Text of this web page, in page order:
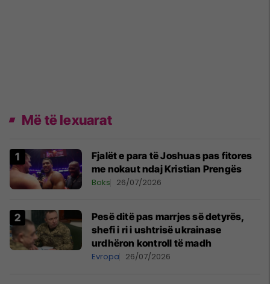
Më të lexuarat
Fjalët e para të Joshuas pas fitores
me nokaut ndaj Kristian Prengës
Boks 26/07/2026
Pesë ditë pas marrjes së detyrës,
shefi i ri i ushtrisë ukrainase
urdhëron kontroll të madh
Evropa 26/07/2026